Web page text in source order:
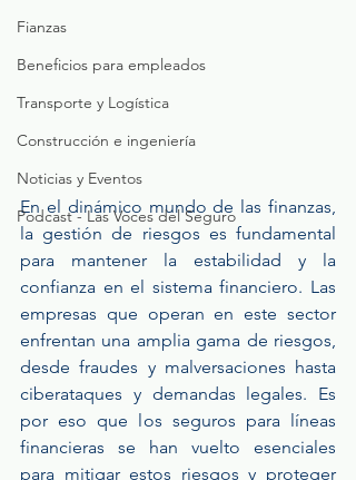
Fianzas
Beneficios para empleados
Transporte y Logística
Construcción e ingeniería
Noticias y Eventos
Podcast - Las Voces del Seguro
En el dinámico mundo de las finanzas,
la gestión de riesgos es fundamental
para mantener la estabilidad y la
confianza en el sistema financiero. Las
empresas que operan en este sector
enfrentan una amplia gama de riesgos,
desde fraudes y malversaciones hasta
ciberataques y demandas legales. Es
por eso que los seguros para líneas
financieras se han vuelto esenciales
para mitigar estos riesgos y proteger